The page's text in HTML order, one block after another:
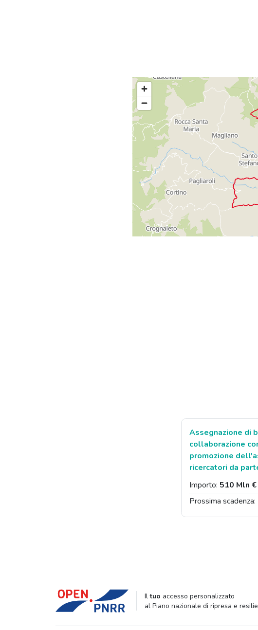
Assegnazione di
collaborazione
promozione
ricercatori da
Importo: 510 Mln €
Prossima scadenza:
Iltuo accesso personalizzato
al Piano nazionale di ripresa e